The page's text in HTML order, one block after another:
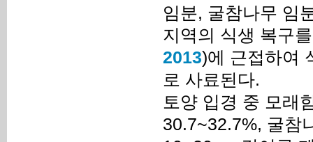
임분, 굴참나무 임
지역의 식생 복구
2013)에 근접하여
로 사료된다.
토양 입경 중 모래
30.7~32.7%, 굴참